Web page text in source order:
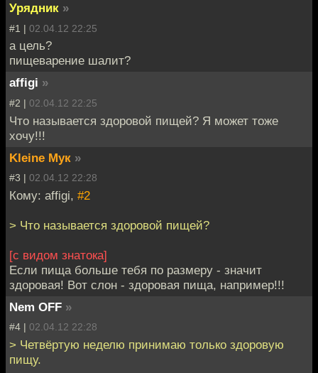
Урядник »
#1 | 02.04.12 22:25
а цель?
пищеварение шалит?
affigi »
#2 | 02.04.12 22:25
Что называется здоровой пищей? Я может тоже
хочу!!!
Kleine Мук »
#3 | 02.04.12 22:28
Кому: affigi, #2
> Что называется здоровой пищей?
[с видом знатока]
Если пища больше тебя по размеру - значит
здоровая! Вот слон - здоровая пища, например!!!
Nem OFF »
#4 | 02.04.12 22:28
> Четвёртую неделю принимаю только здоровую
пищу.